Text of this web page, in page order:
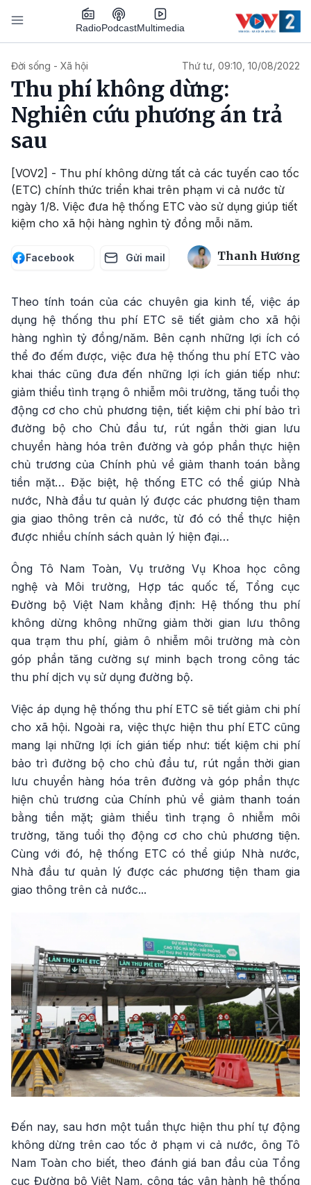
Nhảy đến nội dung
RadioPodcastMultimedia
Đời sống - Xã hội Thứ tư, 09:10, 10/08/2022
Thu phí không dừng:
Nghiên cứu phương án trả
sau
[VOV2] - Thu phí không dừng tất cả các tuyến cao tốc
(ETC) chính thức triển khai trên phạm vi cả nước từ
ngày 1/8. Việc đưa hệ thống ETC vào sử dụng giúp tiết
kiệm cho xã hội hàng nghìn tỷ đồng mỗi năm.
Facebook Gửi mail Thanh Hương
Theo tính toán của các chuyên gia kinh tế, việc áp
dụng hệ thống thu phí ETC sẽ tiết giảm cho xã hội
hàng nghìn tỷ đồng/năm. Bên cạnh những lợi ích có
thể đo đếm được, việc đưa hệ thống thu phí ETC vào
khai thác cũng đưa đến những lợi ích gián tiếp như:
giảm thiểu tình trạng ô nhiễm môi trường, tăng tuổi thọ
động cơ cho chủ phương tiện, tiết kiệm chi phí bảo trì
đường bộ cho Chủ đầu tư, rút ngắn thời gian lưu
chuyển hàng hóa trên đường và góp phần thực hiện
chủ trương của Chính phủ về giảm thanh toán bằng
tiền mặt… Đặc biệt, hệ thống ETC có thể giúp Nhà
nước, Nhà đầu tư quản lý được các phương tiện tham
gia giao thông trên cả nước, từ đó có thể thực hiện
được nhiều chính sách quản lý hiện đại…
Ông Tô Nam Toàn, Vụ trưởng Vụ Khoa học công
nghệ và Môi trường, Hợp tác quốc tế, Tổng cục
Đường bộ Việt Nam khẳng định: Hệ thống thu phí
không dừng không những giảm thời gian lưu thông
qua trạm thu phí, giảm ô nhiễm môi trường mà còn
góp phần tăng cường sự minh bạch trong công tác
thu phí dịch vụ sử dụng đường bộ.
Việc áp dụng hệ thống thu phí ETC sẽ tiết giảm chi phí
cho xã hội. Ngoài ra, việc thực hiện thu phí ETC cũng
mang lại những lợi ích gián tiếp như: tiết kiệm chi phí
bảo trì đường bộ cho chủ đầu tư, rút ngắn thời gian
lưu chuyển hàng hóa trên đường và góp phần thực
hiện chủ trương của Chính phủ về giảm thanh toán
bằng tiền mặt; giảm thiểu tình trạng ô nhiễm môi
trường, tăng tuổi thọ động cơ cho chủ phương tiện.
Cùng với đó, hệ thống ETC có thể giúp Nhà nước,
Nhà đầu tư quản lý được các phương tiện tham gia
giao thông trên cả nước...
Đến nay, sau hơn một tuần thực hiện thu phí tự động
không dừng trên cao tốc ở phạm vi cả nước, ông Tô
Nam Toàn cho biết, theo đánh giá ban đầu của Tổng
cục Đường bộ Việt Nam, công tác vận hành hệ thống